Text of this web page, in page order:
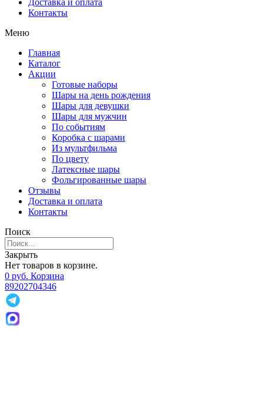
Доставка и оплата
Контакты
Меню
Главная
Каталог
Акции
Готовые наборы
Шары на день рождения
Шары для девушки
Шары для мужчин
По событиям
Коробка с шарами
Из мультфильма
По цвету
Латексные шары
Фольгированные шары
Отзывы
Доставка и оплата
Контакты
Поиск
Закрыть
Нет товаров в корзине.
0 руб. Корзина
89202704346